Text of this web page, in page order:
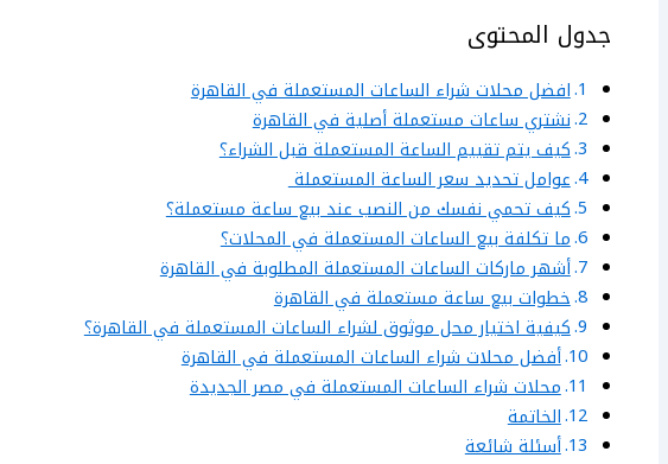
جدول المحتوى
افضل محلات شراء الساعات المستعملة في القاهرة
نشتري ساعات مستعملة أصلية في القاهرة
كيف يتم تقييم الساعة المستعملة قبل الشراء؟
عوامل تحديد سعر الساعة المستعملة
كيف تحمي نفسك من النصب عند بيع ساعة مستعملة؟
ما تكلفة بيع الساعات المستعملة في المحلات؟
أشهر ماركات الساعات المستعملة المطلوبة في القاهرة
خطوات بيع ساعة مستعملة في القاهرة
كيفية اختيار محل موثوق لشراء الساعات المستعملة في القاهرة؟
أفضل محلات شراء الساعات المستعملة في القاهرة
محلات شراء الساعات المستعملة في مصر الجديدة
الخاتمة
أسئلة شائعة